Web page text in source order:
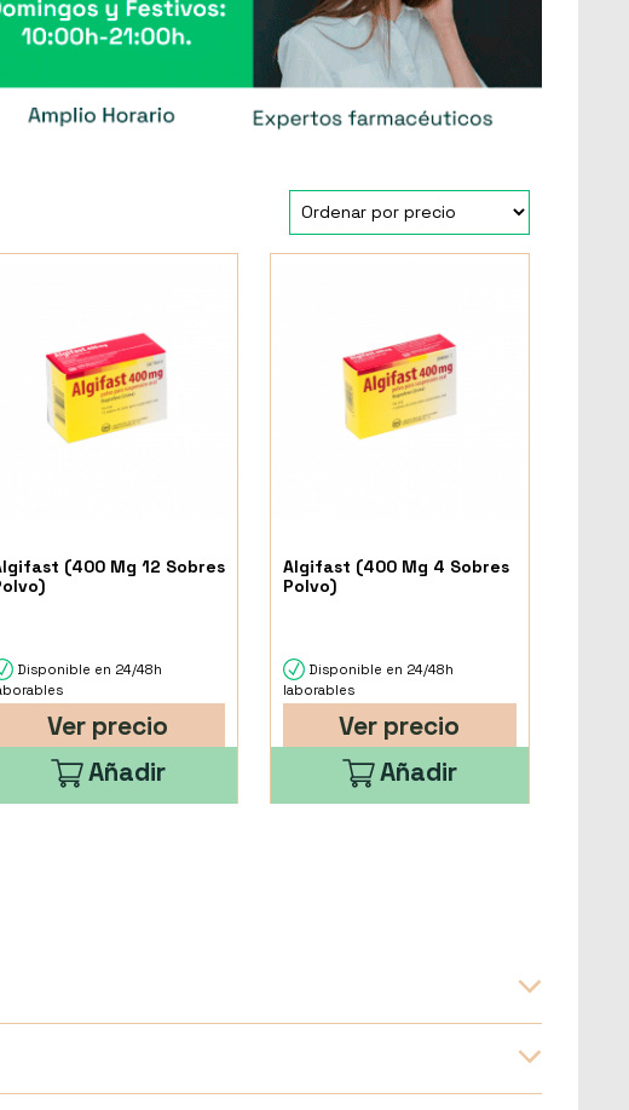
(400 Mg 12 Sobres
Disponible en 24/48h
Ver precio
Añadir
Algifast (400 Mg 4 Sobres
Polvo)
Disponible en 24/48h
laborables
Ver precio
Añadir